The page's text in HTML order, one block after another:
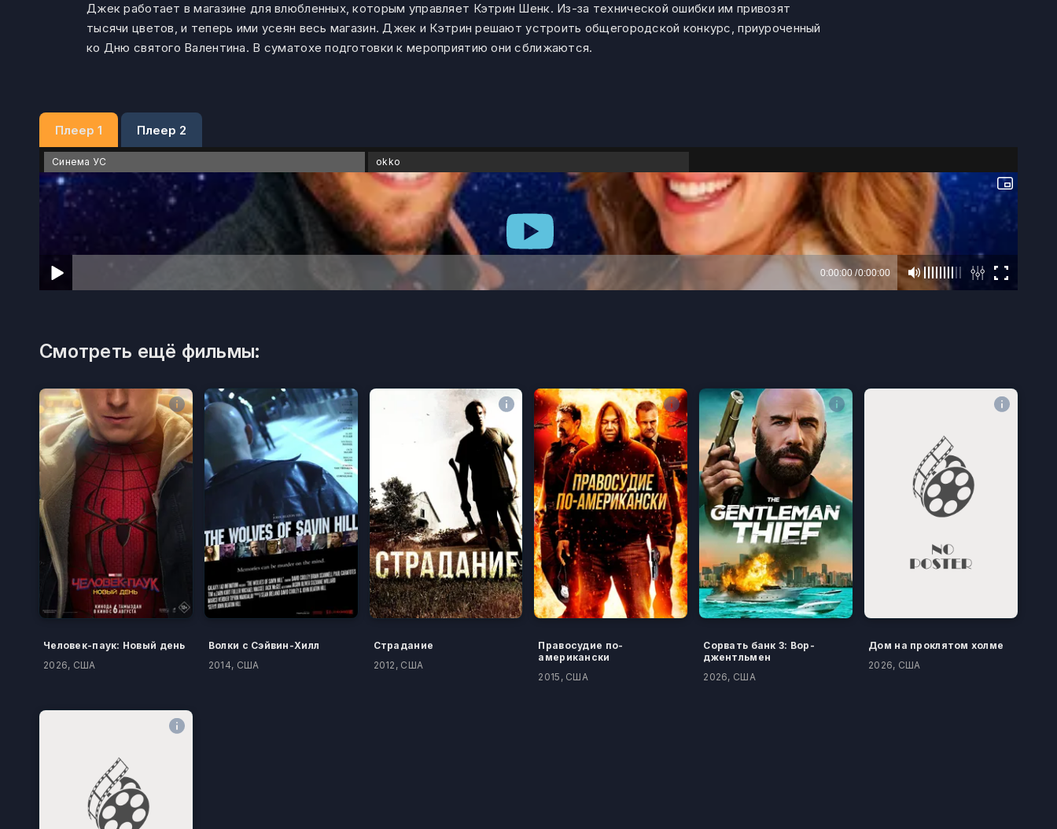
Джек работает в магазине для влюбленных, которым управляет Кэтрин Шенк. Из-за технической ошибки им привозят
тысячи цветов, и теперь ими усеян весь магазин. Джек и Кэтрин решают устроить общегородской конкурс, приуроченный
ко Дню святого Валентина. В суматохе подготовки к мероприятию они сближаются.
Плеер 1 Плеер 2
Синема УС okko
Смотреть ещё фильмы:
Человек-паук: Новый день
2026, США
Волки с Сэйвин-Хилл
2014, США
Страдание
2012, США
Правосудие по-
американски
2015, США
Сорвать банк 3: Вор-
джентльмен
2026, США
Дом на проклятом холме
2026, США